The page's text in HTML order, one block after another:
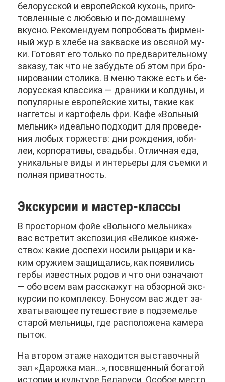
бе­ло­рус­ской и ев­ро­пей­ской ку­хонь, при­го­
тов­лен­ные с лю­бо­вью и по-до­маш­не­му
вкус­но. Ре­ко­мен­ду­ем по­про­бо­вать фир­мен­
ный жур в хле­бе на за­квас­ке из ов­ся­ной му­
ки. Го­то­вят его толь­ко по пред­ва­ри­тель­но­му
за­ка­зу, так что не за­будь­те об этом при бро­
ни­ро­ва­нии сто­ли­ка. В ме­ню та­к­же есть и бе­
ло­рус­ская клас­си­ка — дра­ни­ки и кол­ду­ны, и
по­пу­ляр­ные ев­ро­пей­ские хи­ты, та­кие как
наг­гет­сы и кар­то­фель фри. Ка­фе «Воль­ный
мель­ник» иде­аль­но под­хо­дит для про­ве­де­
ния лю­бых тор­жеств: дни рож­де­ния, юби­
леи, кор­по­ра­ти­вы, сва­дьбы. От­лич­ная еда,
уни­каль­ные ви­ды и ин­те­рье­ры для съем­ки и
пол­ная при­ват­ность.
Экс­кур­сии и ма­стер-клас­сы
В про­стор­ном фойе «Воль­но­го мель­ни­ка»
вас встре­тит экс­по­зи­ция «Ве­ли­кое кня­же­
ство»: ка­кие до­спе­хи но­си­ли ры­ца­ри и ка­
ким ору­жи­ем за­щи­ща­лись, как по­яви­лись
гер­бы из­вест­ных ро­дов и что они озна­ча­ют
— обо всем вам рас­ска­жут на об­зор­ной экс­
кур­сии по ком­плек­су. Бо­ну­сом вас ждет за­
хва­ты­ва­ю­щее пу­те­ше­ствие в под­зе­ме­лье
ста­рой мель­ни­цы, где рас­по­ло­же­на ка­ме­ра
пы­ток.
На вто­ром эта­же на­хо­дит­ся вы­ста­воч­ный
зал «Да­рож­ка мая...», по­свя­щен­ный бо­га­той